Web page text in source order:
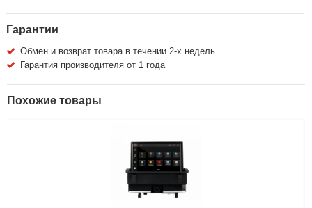
Гарантии
Обмен и возврат товара в течении 2-х недель
Гарантия производителя от 1 года
Похожие товары